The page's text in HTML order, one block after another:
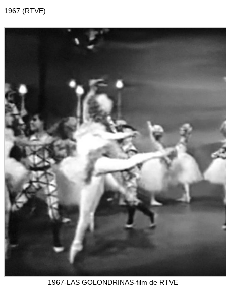
1967 (RTVE)
1967-LAS GOLONDRINAS-film de RTVE